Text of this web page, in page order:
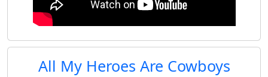
All My Heroes Are Cowboys